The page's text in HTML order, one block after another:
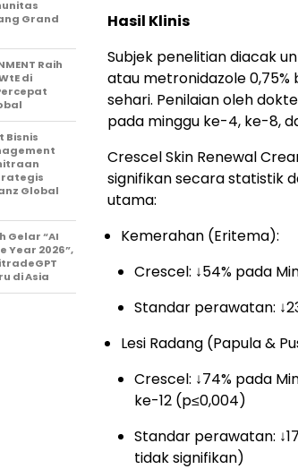
Hasil Klinis
Subjek penelitian diacak
atau metronidazole
sehari. Penilaian oleh
pada minggu ke-4, ke-8,
Crescel Skin Renewal
signifikan secara statistik
utama:
Kemerahan (Eritema):
Crescel: ↓54% pada
Standar perawatan:
Lesi Radang (Papula &
Crescel: ↓74% pada
ke-12 (p≤0,004)
Standar perawatan:
tidak signifikan)
Grand
Raih
di
Bisnis
Global
Gelar “AI
Year 2026”,
di Asia